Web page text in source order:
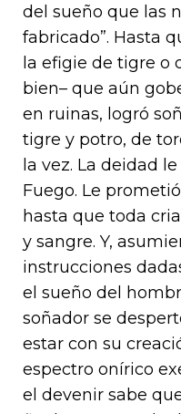
del sueño que las
fabricado”. Hasta
la efigie de tigre o
bien– que aún
en ruinas, logró
tigre y potro, de
la vez. La deidad
Fuego. Le
hasta que toda
y sangre. Y,
instrucciones
el sueño del
soñador se
estar con su
espectro onírico
el devenir sabe